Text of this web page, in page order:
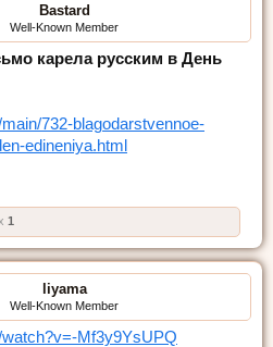
Bastard
Well-Known Member
карела русским в День
732-blagodarstvennoe-
edineniya.html
1
liyama
Well-Known Member
Mf3y9YsUPQ